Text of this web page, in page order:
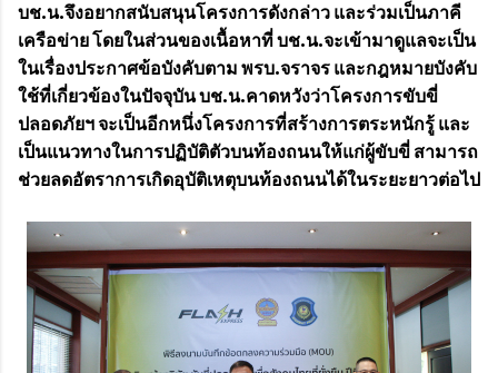
บช.น.จึงอยากสนับสนุนโครงการดังกล่าว และร่วมเป็นภาคี
เครือข่าย โดยในส่วนของเนื้อหาที่ บช.น.จะเข้ามาดูแลจะเป็น
ในเรื่องประกาศข้อบังคับตาม พรบ.จราจร และกฎหมายบังคับ
ใช้ที่เกี่ยวข้องในปัจจุบัน บช.น.คาดหวังว่าโครงการขับขี่
ปลอดภัยฯ จะเป็นอีกหนึ่งโครงการที่สร้างการตระหนักรู้ และ
เป็นแนวทางในการปฏิบัติตัวบนท้องถนนให้แก่ผู้ขับขี่ สามารถ
ช่วยลดอัตราการเกิดอุบัติเหตุบนท้องถนนได้ในระยะยาวต่อไป